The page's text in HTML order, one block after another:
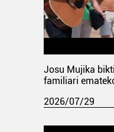
Josu Mujika
familiari
2026/07/29